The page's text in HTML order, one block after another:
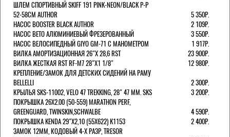
ШЛЕМ СПОРТИВНЫЙ SKIFF 191 PINK-NEON/BLACK Р-Р
52-58СМ AUTHOR
5 350Р.
НАСОС BOOSTER BLACK AUTHOR
2 109Р.
НАСОС BETO АЛЮМИНИЕВЫЙ ФРЕЗЕРОВАННЫЙ
3 550Р.
НАСОС ВЕЛОСИПЕДНЫЙ GIYO GM-71 С МАНОМЕТРОМ
1 917Р.
ВИЛКА АМОРТИЗАЦИОННАЯ 26"Х 28,6 RST
23 900Р.
ВИЛКА ЖЕСТКАЯ RST RF-M7 28"Х1 1/8"
12 980Р.
КРЕПЛЕНИЕ/ЗАМОК ДЛЯ ДЕТСКИХ СИДЕНИЙ НА РАМУ
BELLELLI
2 300Р.
КРЫЛЬЯ SKS-11002, VELO 47 TREKKING, 28" 47 ММ. SKS
3 200Р.
ПОКРЫШКА 26X2.00 (50-559) MARATHON PERF,
GREENGUARD, TWINSKIN,SCHWALBE
4 590Р.
ПОКРЫШКА KENDA 29"Х2,10 (55X622) K1153
2 400Р.
ЗАМОК 12ММ, КОДОВЫЙ 4-Х РАЗР, TRESOR